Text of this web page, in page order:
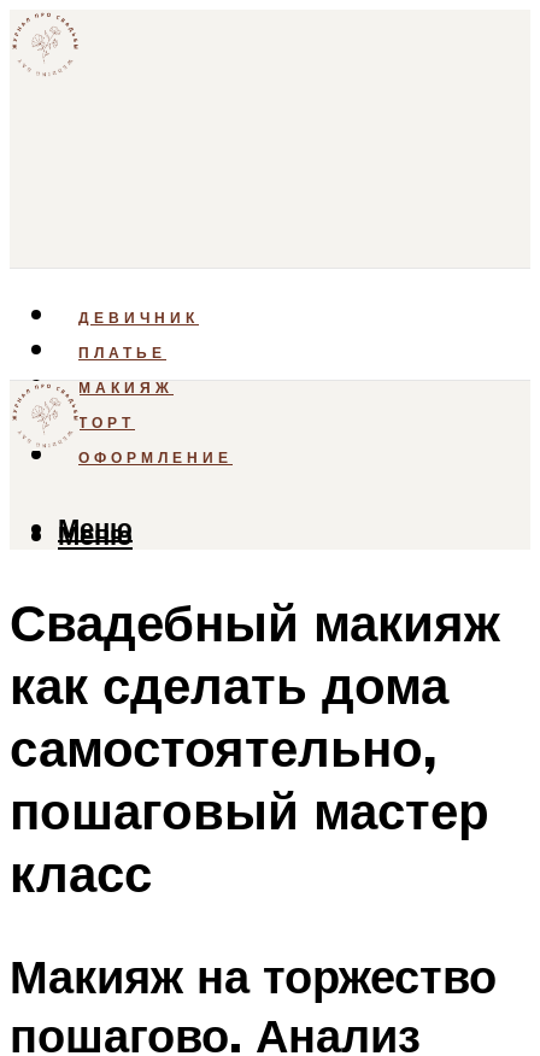
ДЕВИЧНИК
ПЛАТЬЕ
МАКИЯЖ
ТОРТ
ОФОРМЛЕНИЕ
Меню
Меню
Свадебный макияж
как сделать дома
самостоятельно,
пошаговый мастер
класс
Макияж на торжество
пошагово. Анализ